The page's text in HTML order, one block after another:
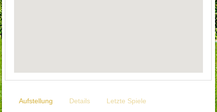
Aufstellung Details Letzte Spiele